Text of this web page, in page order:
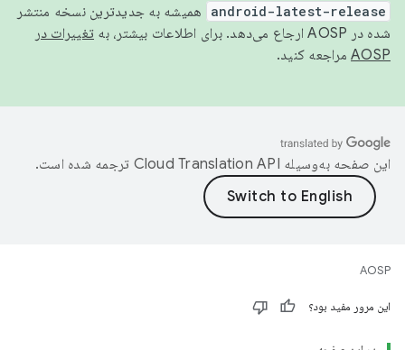
android-latest-release
همیشه به جدیدترین نسخه منتشر
شده در AOSP ارجاع می‌دهد. برای اطلاعات بیشتر، به
تغییرات در
AOSP مراجعه کنید.
این صفحه به‌وسیله ترجمه شده است.
AOSP
این مرور مفید بود؟